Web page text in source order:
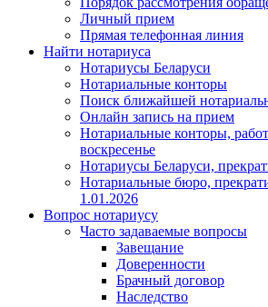
Личный прием
Прямая телефонная линия
Найти нотариуса
Нотариусы Беларуси
Нотариальные конторы
Поиск ближайшей
Онлайн запись на прием
Нотариальные конторы,
воскресенье
Нотариусы Беларуси,
Нотариальные бюро,
1.01.2026
Вопрос нотариусу
Часто задаваемые вопросы
Завещание
Доверенности
Брачный договор
Наследство